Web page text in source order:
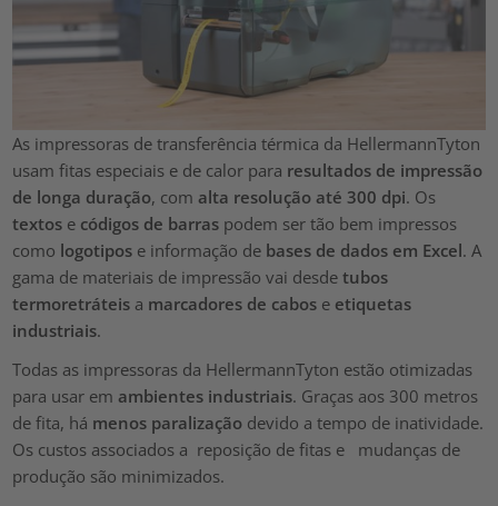
As impressoras de transferência térmica da HellermannTyton
usam fitas especiais e de calor para resultados de impressão
de longa duração, com alta resolução até 300 dpi. Os
textos e códigos de barras podem ser tão bem impressos
como logotipos e informação de bases de dados em Excel. A
gama de materiais de impressão vai desdetubos
termoretráteis a marcadores de cabos e etiquetas
industriais.
Todas as impressoras da HellermannTyton estão otimizadas
para usar em ambientes industriais. Graças aos 300 metros
de fita, há menos paralização devido a tempo de inatividade.
Os custos associados a reposição de fitas e mudanças de
produção são minimizados.